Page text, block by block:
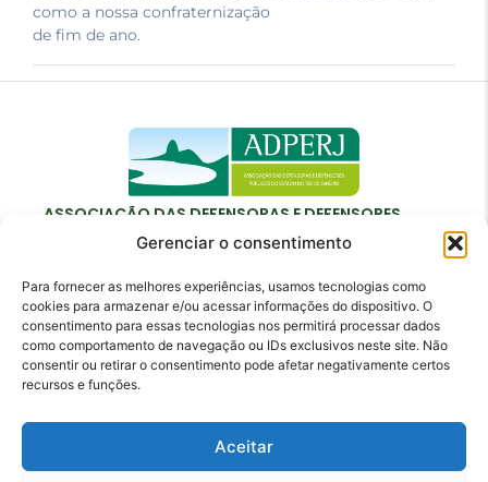
Gerenciar o consentimento
Para fornecer as melhores experiências, usamos tecnologias como
cookies para armazenar e/ou acessar informações do dispositivo. O
consentimento para essas tecnologias nos permitirá processar dados
como comportamento de navegação ou IDs exclusivos neste site. Não
consentir ou retirar o consentimento pode afetar negativamente certos
recursos e funções.
Aceitar
como a nossa confraternização
de fim de ano.
ASSOCIAÇÃO DAS DEFENSORAS E DEFENSORES
PÚBLICOS DO ESTADO DO RIO DE JANEIRO
Contato
adperj@adperj.com.br
(21) 2220-6022